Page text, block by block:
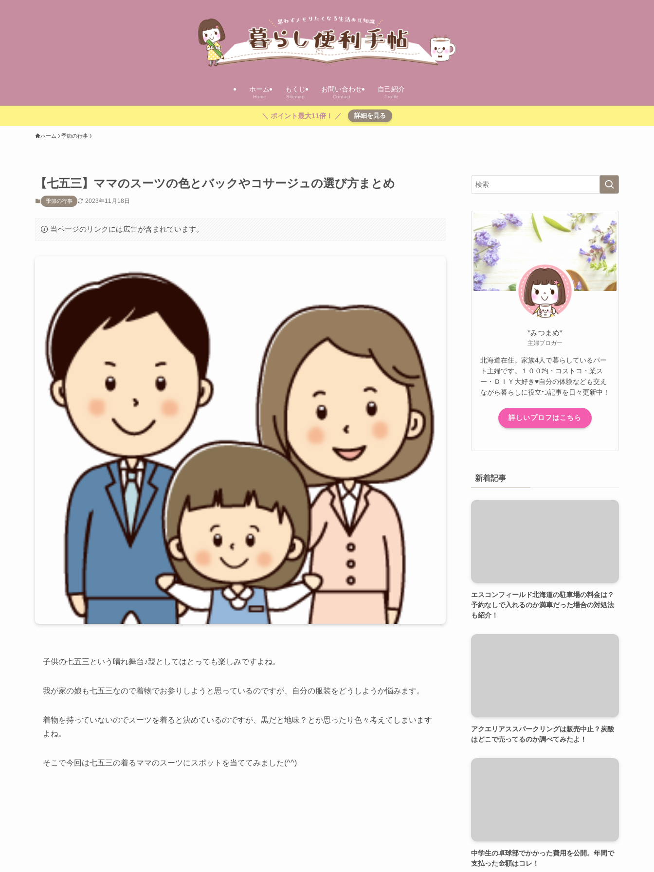
ホーム
Home
もくじ
Sitemap
お問い合わせ
Contact
自己紹介
Profile
＼ ポイント最大11倍！ ／ 詳細を見る
ホーム 季節の行事
【七五三】ママのスーツの色とバックやコサージュの選び方まとめ
季節の行事 2023年11月18日
当ページのリンクには広告が含まれています。
子供の七五三という晴れ舞台♪親としてはとっても楽しみですよね。
我が家の娘も七五三なので着物でお参りしようと思っているのですが、自分の服装をどうしようか悩みます。
着物を持っていないのでスーツを着ると決めているのですが、黒だと地味？とか思ったり色々考えてしまいます
よね。
そこで今回は七五三の着るママのスーツにスポットを当ててみました(^^)
*みつまめ*
主婦ブロガー
北海道在住。家族4人で暮らしているパー
ト主婦です。１００均・コストコ・業ス
ー・ＤＩＹ大好き♥自分の体験なども交え
ながら暮らしに役立つ記事を日々更新中！
詳しいプロフはこちら
新着記事
エスコンフィールド北海道の駐車場の料金は？
予約なしで入れるのか満車だった場合の対処法
も紹介！
アクエリアススパークリングは販売中止？炭酸
はどこで売ってるのか調べてみたよ！
中学生の卓球部でかかった費用を公開。年間で
支払った金額はコレ！